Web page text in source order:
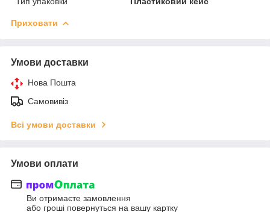
Приховати
Умови доставки
Нова Пошта
Самовивіз
Всі умови доставки
Умови оплати
Ви отримаєте замовлення
або гроші повернуться на вашу картку